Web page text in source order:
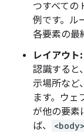
つすべての
例です。ル
各要素の最
レイアウト:
認識すると
示場所など
ます。ウェ
が他の要素
ば、
<body>